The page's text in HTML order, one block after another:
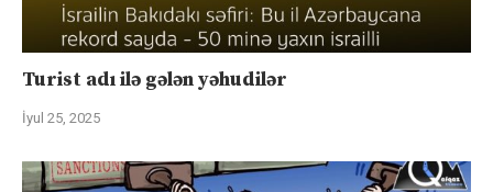
Turist adı ilə gələn yəhudilər
İyul 25, 2025